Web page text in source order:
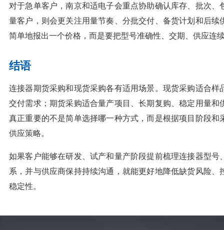
对于急单客户，南京和适电子会重点协助确认库存、批次、
量客户，则会更关注用量节奏、分批交付、备货计划和后续
简单地报出一个价格，而是要把型号准确性、交期、供应连
结语
连接器期货采购和现货采购各有适用场景。现货采购适合样
交付需求；期货采购适合量产项目、长期复购、稳定用量和
真正重要的不是简单选择哪一种方式，而是根据项目阶段和
供应策略。
如果客户能够在研发、试产和量产阶段提前梳理连接器型号
系，并与供应商保持持续沟通，就能更好地降低缺货风险、
稳定性。